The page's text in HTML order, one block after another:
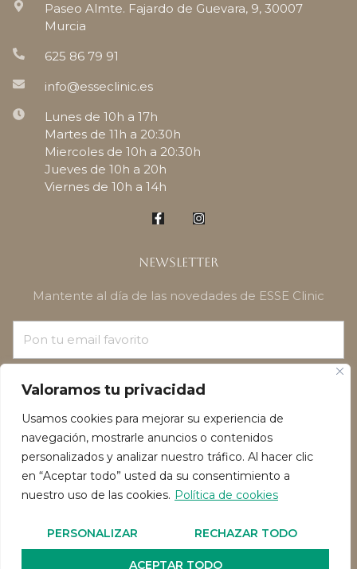
Valoramos tu privacidad
Usamos cookies para mejorar su experiencia de
navegación, mostrarle anuncios o contenidos
personalizados y analizar nuestro tráfico. Al hacer clic
en “Aceptar todo” usted da su consentimiento a
nuestro uso de las cookies. Política de cookies
PERSONALIZAR RECHAZAR TODO
ACEPTAR TODO
Paseo Almte. Fajardo de Guevara, 9, 30007
Murcia
625 86 79 91
info@esseclinic.es
Lunes de 10h a 17h
Martes de 11h a 20:30h
Miercoles de 10h a 20:30h
Jueves de 10h a 20h
Viernes de 10h a 14h
Newsletter
Mantente al día de las novedades de ESSE Clinic
¡SUSCRÍBETE!
Política de privacidadPolítica de Cookies
Reservado todos los derechos de autor 2026